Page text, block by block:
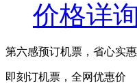
价格详
第六感预订机票， 省心实惠
即刻订机票，全网优惠价